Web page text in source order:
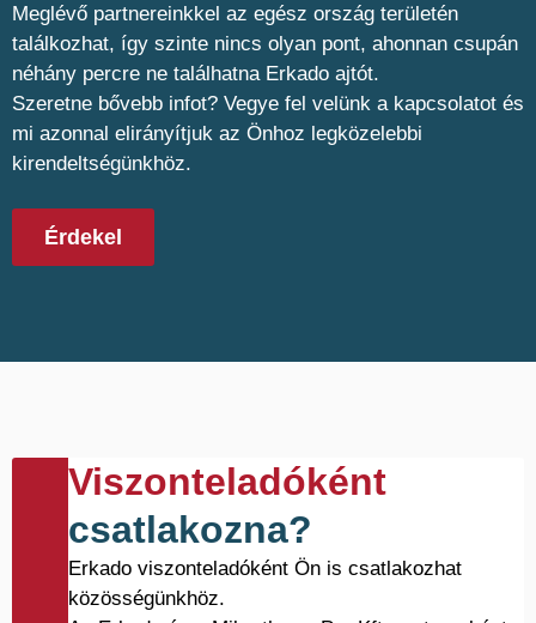
Meglévő partnereinkkel az egész ország területén
találkozhat, így szinte nincs olyan pont, ahonnan csupán
néhány percre ne találhatna Erkado ajtót.
Szeretne bővebb infot? Vegye fel velünk a kapcsolatot és
mi azonnal elirányítjuk az Önhoz legközelebbi
kirendeltségünkhöz.
Érdekel
Viszonteladóként
csatlakozna?
Erkado viszonteladóként Ön is csatlakozhat
közösségünkhöz.